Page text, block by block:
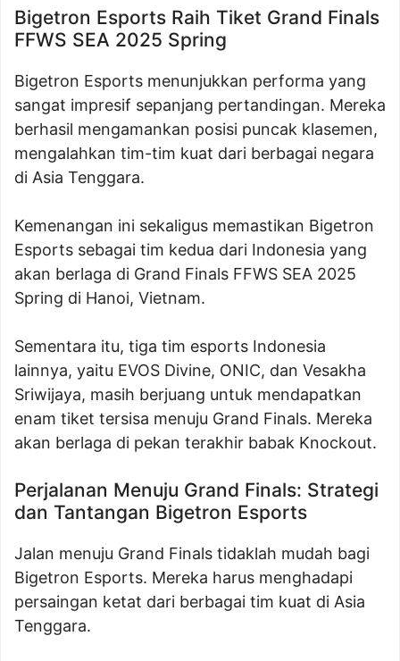
Bigetron Esports Raih Tiket Grand Finals
FFWS SEA 2025 Spring
Bigetron Esports menunjukkan performa yang
sangat impresif sepanjang pertandingan. Mereka
berhasil mengamankan posisi puncak klasemen,
mengalahkan tim-tim kuat dari berbagai negara
di Asia Tenggara.
Kemenangan ini sekaligus memastikan Bigetron
Esports sebagai tim kedua dari Indonesia yang
akan berlaga di Grand Finals FFWS SEA 2025
Spring di Hanoi, Vietnam.
Sementara itu, tiga tim esports Indonesia
lainnya, yaitu EVOS Divine, ONIC, dan Vesakha
Sriwijaya, masih berjuang untuk mendapatkan
enam tiket tersisa menuju Grand Finals. Mereka
akan berlaga di pekan terakhir babak Knockout.
Perjalanan Menuju Grand Finals: Strategi
dan Tantangan Bigetron Esports
Jalan menuju Grand Finals tidaklah mudah bagi
Bigetron Esports. Mereka harus menghadapi
persaingan ketat dari berbagai tim kuat di Asia
Tenggara.